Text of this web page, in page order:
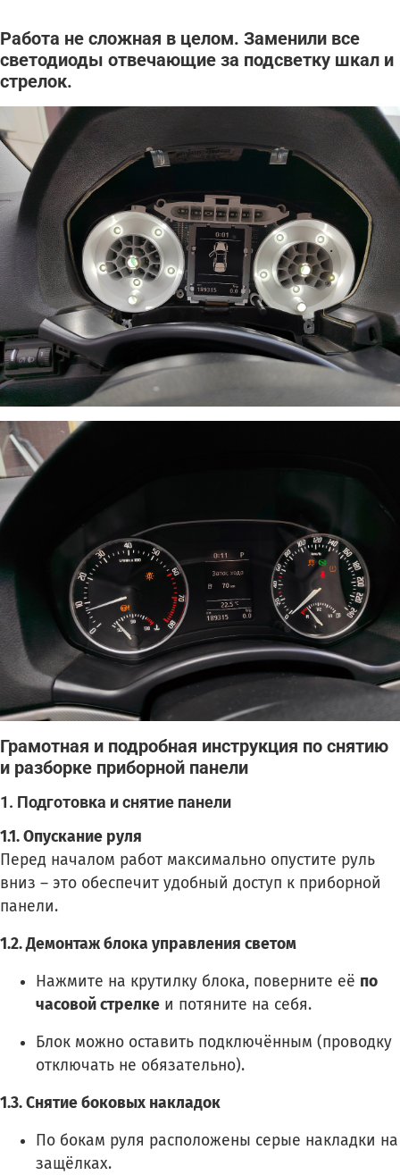
Работа не сложная в целом. Заменили все
светодиоды отвечающие за подсветку шкал и
стрелок.
Грамотная и подробная инструкция по снятию
и разборке приборной панели
1. Подготовка и снятие панели
1.1. Опускание руля
Перед началом работ максимально опустите руль
вниз – это обеспечит удобный доступ к приборной
панели.
1.2. Демонтаж блока управления светом
Нажмите на крутилку блока, поверните её по
часовой стрелке и потяните на себя.
Блок можно оставить подключённым (проводку
отключать не обязательно).
1.3. Снятие боковых накладок
По бокам руля расположены серые накладки на
защёлках.